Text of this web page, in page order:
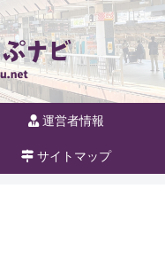
運営者情報
サイトマップ